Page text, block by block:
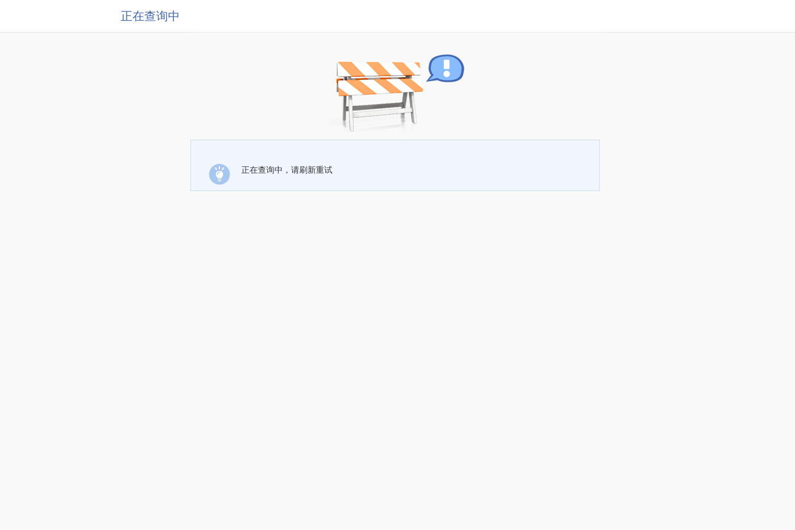
正在查询中
正在查询中，请刷新重试